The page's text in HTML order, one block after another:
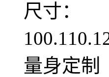
尺寸：
量身定制